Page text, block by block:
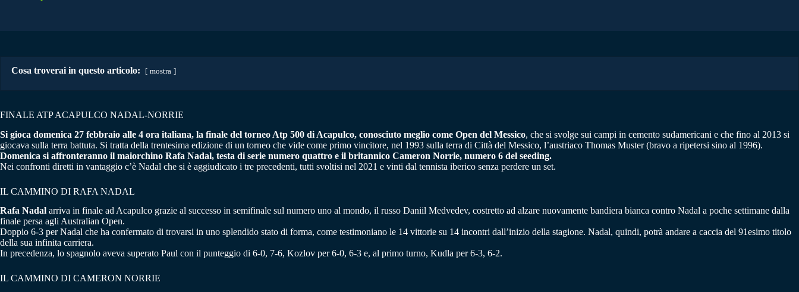
Cosa troverai in questo articolo: mostra
FINALE ATP ACAPULCO NADAL-NORRIE
Si gioca domenica 27 febbraio alle 4 ora italiana, la finale del torneo Atp 500 di Acapulco, conosciuto meglio come Open del Messico, che si svolge sui campi in cemento sudamericani e che fino al 2013 si
giocava sulla terra battuta. Si tratta della trentesima edizione di un torneo che vide come primo vincitore, nel 1993 sulla terra di Città del Messico, l’austriaco Thomas Muster (bravo a ripetersi sino al 1996).
Domenica si affronteranno il maiorchino Rafa Nadal, testa di serie numero quattro e il britannico Cameron Norrie, numero 6 del seeding.
Nei confronti diretti in vantaggio c’è Nadal che si è aggiudicato i tre precedenti, tutti svoltisi nel 2021 e vinti dal tennista iberico senza perdere un set.
IL CAMMINO DI RAFA NADAL
Rafa Nadal arriva in finale ad Acapulco grazie al successo in semifinale sul numero uno al mondo, il russo Daniil Medvedev, costretto ad alzare nuovamente bandiera bianca contro Nadal a poche settimane dalla
finale persa agli Australian Open.
Doppio 6-3 per Nadal che ha confermato di trovarsi in uno splendido stato di forma, come testimoniano le 14 vittorie su 14 incontri dall’inizio della stagione. Nadal, quindi, potrà andare a caccia del 91esimo titolo
della sua infinita carriera.
In precedenza, lo spagnolo aveva superato Paul con il punteggio di 6-0, 7-6, Kozlov per 6-0, 6-3 e, al primo turno, Kudla per 6-3, 6-2.
IL CAMMINO DI CAMERON NORRIE